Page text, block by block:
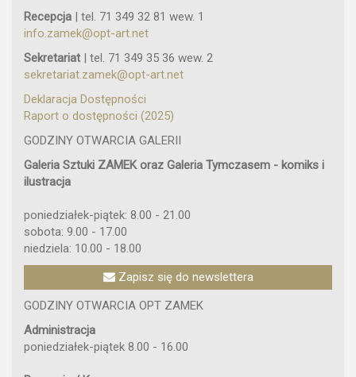
Recepcja | tel. 71 349 32 81 wew. 1
info.zamek@opt-art.net
Sekretariat | tel. 71 349 35 36 wew. 2
sekretariat.zamek@opt-art.net
Deklaracja Dostępności
Raport o dostępności (2025)
GODZINY OTWARCIA GALERII
Galeria Sztuki ZAMEK oraz Galeria Tymczasem - komiks i
ilustracja
poniedziałek-piątek: 8.00 - 21.00
sobota: 9.00 - 17.00
niedziela: 10.00 - 18.00
Zapisz się do newslettera
GODZINY OTWARCIA OPT ZAMEK
Administracja
poniedziałek-piątek 8.00 - 16.00